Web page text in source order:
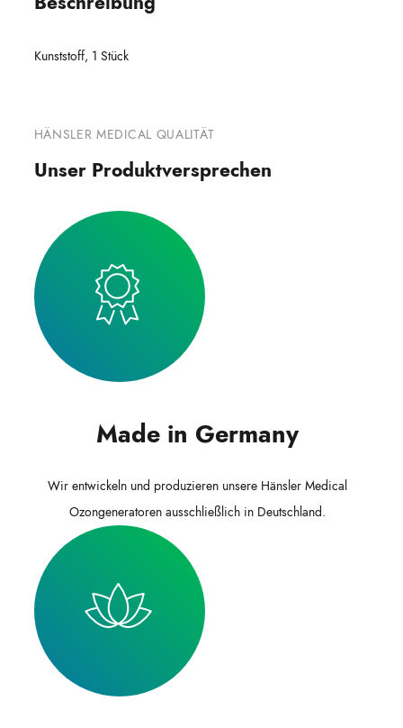
Kunststoff, 1 Stück
HÄNSLER MEDICAL QUALITÄT
Unser Produktversprechen
Made in Germany
Wir entwickeln und produzieren unsere Hänsler Medical
Ozongeneratoren ausschließlich in Deutschland.